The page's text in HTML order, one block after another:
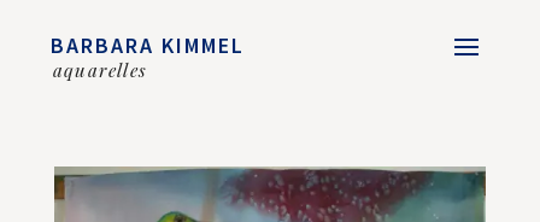
BARBARA KIMMEL
aquarelles